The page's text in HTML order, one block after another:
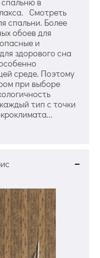
Смотреть
спальни. Более
обоев для
и
здорового сна
среде. Поэтому
при выборе
тип с точки